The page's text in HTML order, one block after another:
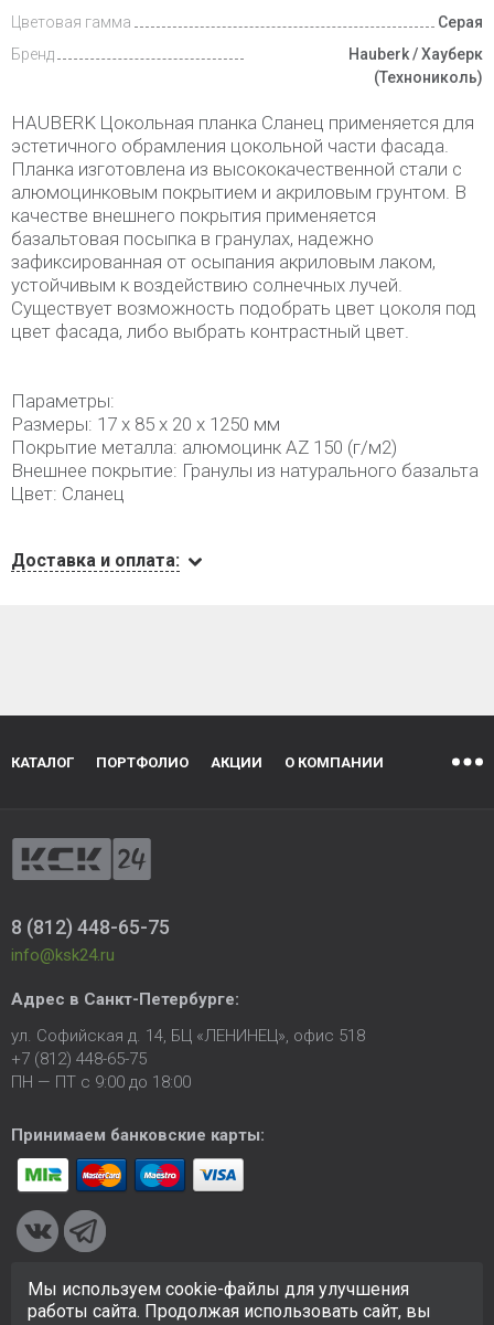
Цветовая гамма
Серая
Бренд
Hauberk / Хауберк
(Технониколь)
HAUBERK Цокольная планка Сланец применяется для
эстетичного обрамления цокольной части фасада.
Планка изготовлена из высококачественной стали с
алюмоцинковым покрытием и акриловым грунтом. В
качестве внешнего покрытия применяется
базальтовая посыпка в гранулах, надежно
зафиксированная от осыпания акриловым лаком,
устойчивым к воздействию солнечных лучей.
Существует возможность подобрать цвет цоколя под
цвет фасада, либо выбрать контрастный цвет.
Параметры:
Размеры: 17 х 85 х 20 х 1250 мм
Покрытие металла: алюмоцинк AZ 150 (г/м2)
Внешнее покрытие: Гранулы из натурального базальта
Цвет: Сланец
Доставка и оплата:
КАТАЛОГ ПОРТФОЛИО АКЦИИ О КОМПАНИИ
8 (812) 448-65-75
info@ksk24.ru
Адрес в Санкт-Петербурге:
ул. Софийская д. 14, БЦ «ЛЕНИНЕЦ», офис 518
+7 (812) 448-65-75
ПН — ПТ с 9:00 до 18:00
Принимаем банковские карты:
© 2005-2026 ООО «КСК». Сайтhttps://ksk24.ruсоздан
исключительно в информационных целях и любая информация
Мы используем cookie-файлы для улучшения
работы сайта. Продолжая использовать сайт, вы